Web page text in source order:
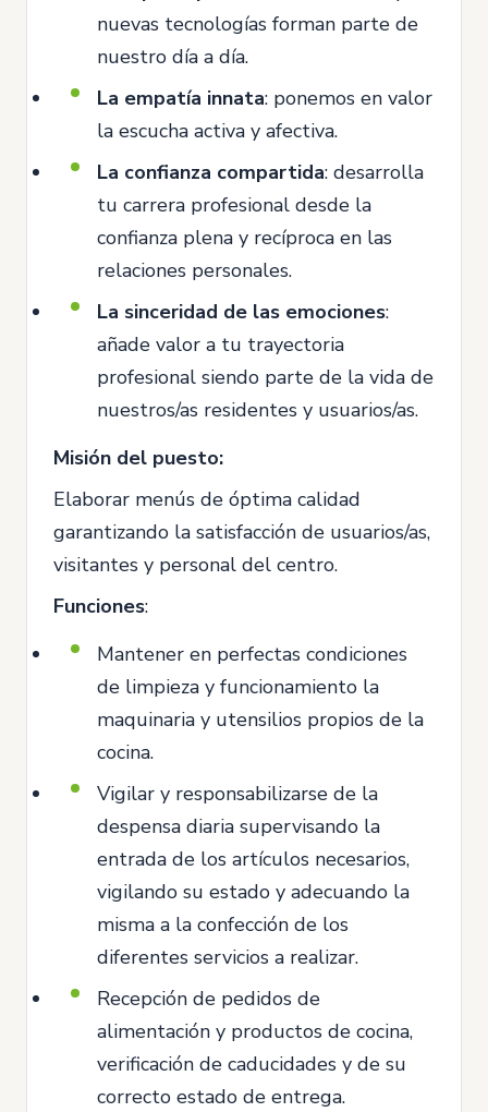
nuevas tecnologías forman parte de
nuestro día a día.
La empatía innata: ponemos en valor
la escucha activa y afectiva.
La confianza compartida: desarrolla
tu carrera profesional desde la
confianza plena y recíproca en las
relaciones personales.
La sinceridad de las emociones:
añade valor a tu trayectoria
profesional siendo parte de la vida de
nuestros/as residentes y usuarios/as.
Misión del puesto:
Elaborar menús de óptima calidad
garantizando la satisfacción de usuarios/as,
visitantes y personal del centro.
Funciones:
Mantener en perfectas condiciones
de limpieza y funcionamiento la
maquinaria y utensilios propios de la
cocina.
Vigilar y responsabilizarse de la
despensa diaria supervisando la
entrada de los artículos necesarios,
vigilando su estado y adecuando la
misma a la confección de los
diferentes servicios a realizar.
Recepción de pedidos de
alimentación y productos de cocina,
verificación de caducidades y de su
correcto estado de entrega.